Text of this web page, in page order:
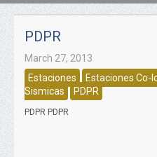
PDPR
March 27, 2013
Estaciones
Estaciones Co-
Sismicas
PDPR
PDPR PDPR